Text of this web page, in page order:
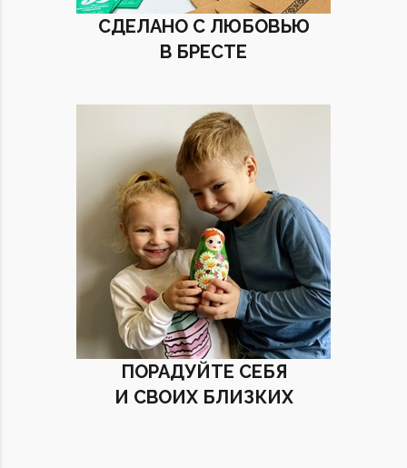
СДЕЛАНО С ЛЮБОВЬЮ
В БРЕСТЕ
ПОРАДУЙТЕ СЕБЯ
И СВОИХ БЛИЗКИХ